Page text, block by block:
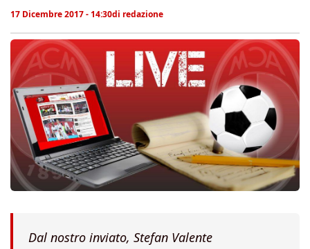
17 Dicembre 2017 - 14:30di redazione
Dal nostro inviato, Stefan Valente